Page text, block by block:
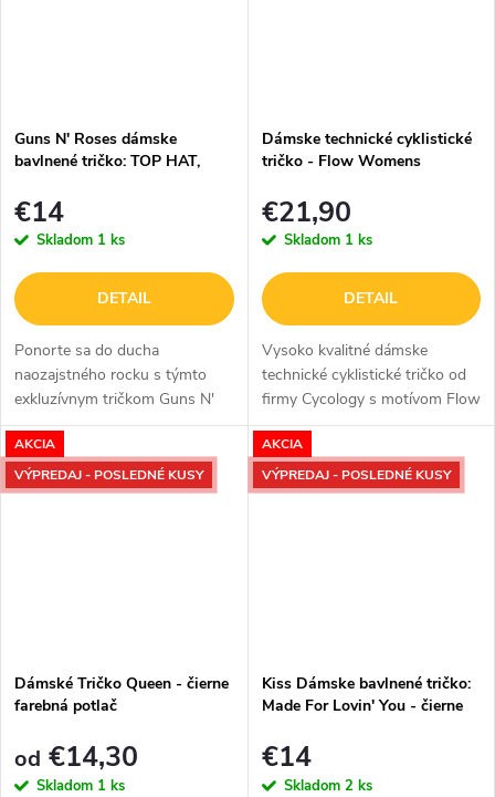
Guns N' Roses dámske
bavlnené tričko: TOP HAT,
VEGAS - čierne
€14
Skladom 1 ks
DETAIL
Ponorte sa do ducha
naozajstného rocku s týmto
exkluzívnym tričkom Guns N'
Roses s dizajnom TOP HAT,
SKULL & PISTOLS s motívom
Las Vegas. V klasickom
čiernom prevedení....
Dámske technické cyklistické
tričko - Flow Womens
€21,90
Skladom 1 ks
DETAIL
Vysoko kvalitné dámske
technické cyklistické tričko od
firmy Cycology s motívom Flow
Womens.
AKCIA
VÝPREDAJ - POSLEDNÉ KUSY
Dámské Tričko Queen - čierne
farebná potlač
od €14,30
Skladom 1 ks
AKCIA
VÝPREDAJ - POSLEDNÉ KUSY
Kiss Dámske bavlnené tričko:
Made For Lovin' You - čierne
€14
Skladom 2 ks